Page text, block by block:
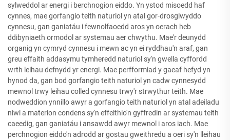
sylweddol ar energi i berchnogion eiddo. Yn ystod misoedd haf
cynnes, mae gorfangio teith naturiol yn atal gor-drosglwyddo
cynnesu, gan ganiatáu i fewnolfaoedd aros yn oerach heb
ddibyniaeth ormodol ar systemau aer chwythu. Mae'r deunydd
organig yn cymryd cynnesu i mewn ac yn ei ryddhau'n araf, gan
greu effaith addasymu tymheredd naturiol sy'n gwella cyffordd
wrth leihau defnydd yr energi. Mae perfformiad y gaeaf hefyd yn
hynod da, gan bod gorfangio teith naturiol yn cadw cynnesydd
mewnol trwy leihau colled cynnesu trwy'r strwythur teith. Mae
nodweddion ynnillo awyr a gorfangio teith naturiol yn atal adeiladu
niwl a materion condens sy'n effeithio'n gyffredin ar systemau teith
caeedig, gan ganiatáu i ansawdd awyr mewnol i aros iach. Mae
perchnogion eiddo'n adrodd ar gostau gweithredu a oeri sy'n lleihau